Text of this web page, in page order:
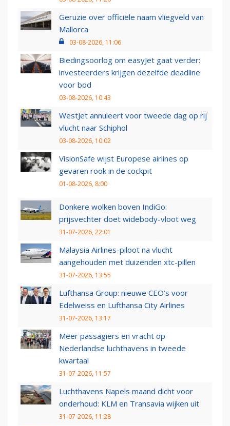
Geruzie over officiële naam vliegveld van
Mallorca
03-08-2026, 11:06
Biedingsoorlog om easyJet gaat verder:
investeerders krijgen dezelfde deadline
voor bod
03-08-2026, 10:43
WestJet annuleert voor tweede dag op rij
vlucht naar Schiphol
03-08-2026, 10:02
VisionSafe wijst Europese airlines op
gevaren rook in de cockpit
01-08-2026, 8:00
Donkere wolken boven IndiGo:
prijsvechter doet widebody-vloot weg
31-07-2026, 22:01
Malaysia Airlines-piloot na vlucht
aangehouden met duizenden xtc-pillen
31-07-2026, 13:55
Lufthansa Group: nieuwe CEO’s voor
Edelweiss en Lufthansa City Airlines
31-07-2026, 13:17
Meer passagiers en vracht op
Nederlandse luchthavens in tweede
kwartaal
31-07-2026, 11:57
Luchthavens Napels maand dicht voor
onderhoud: KLM en Transavia wijken uit
31-07-2026, 11:28